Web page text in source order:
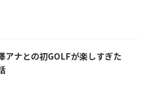
アナとの初GOLFが楽しすぎた